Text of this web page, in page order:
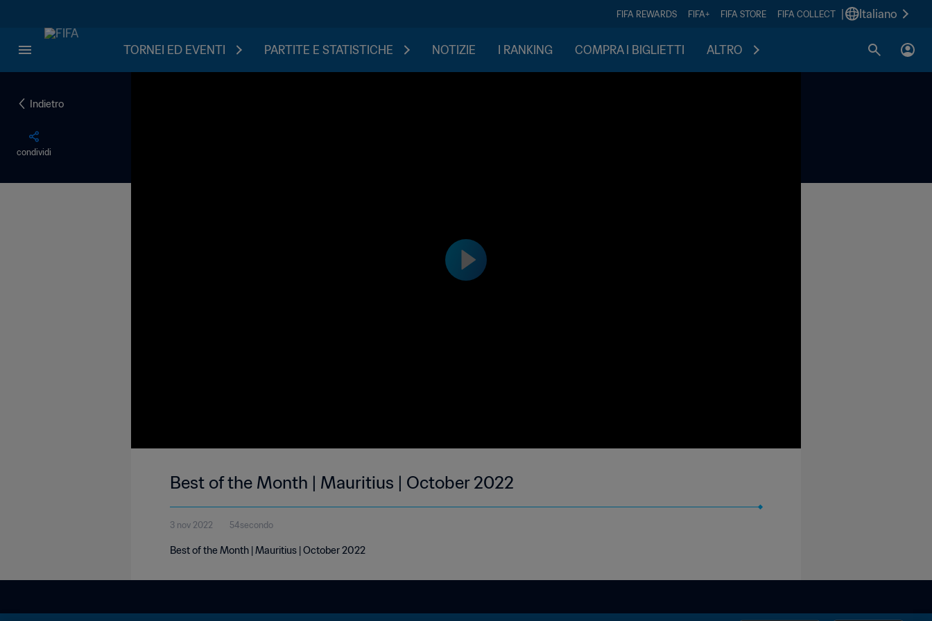
FIFA REWARDS FIFA+ FIFA STORE FIFA COLLECT Italiano
TORNEI ED EVENTI PARTITE E STATISTICHE NOTIZIE I RANKING COMPRA I BIGLIETTI ALTRO
Indietro
condividi
Best of the Month | Mauritius | October 2022
3 nov 2022 54secondo
Best of the Month | Mauritius | October 2022